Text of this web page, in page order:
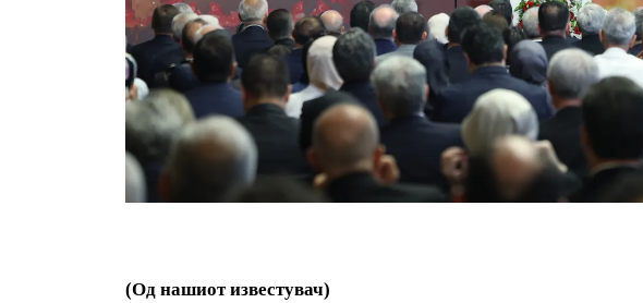
(Од нашиот известувач)